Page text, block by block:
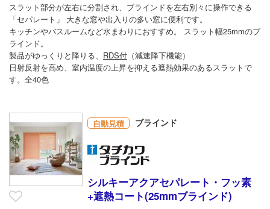
スラット部分が左右に分割され、ブラインドを左右別々に操作できる
「セパレート」 大きな窓や出入りの多い窓に便利です。
キッチンやバスルームなど水まわりにおすすめ。 スラット幅25mmのブ
ラインド。
製品がゆっくりと降りる、 RDS付 （減速降下機能）
日射反射を高め、室内温度の上昇を抑える遮熱効果のあるスラットで
す。全40色
自動見積 ブラインド
シルキーアクアセパレート・フッ素
+遮熱コート(25mmブラインド)